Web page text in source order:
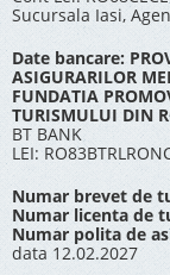
Sucursala Iasi,
Date bancare:
ASIGURARILOR
FUNDATIA
TURISMULUI DIN
BT BANK
LEI:
Numar brevet de
Numar licenta de
Numar polita de
data 12.02.2027